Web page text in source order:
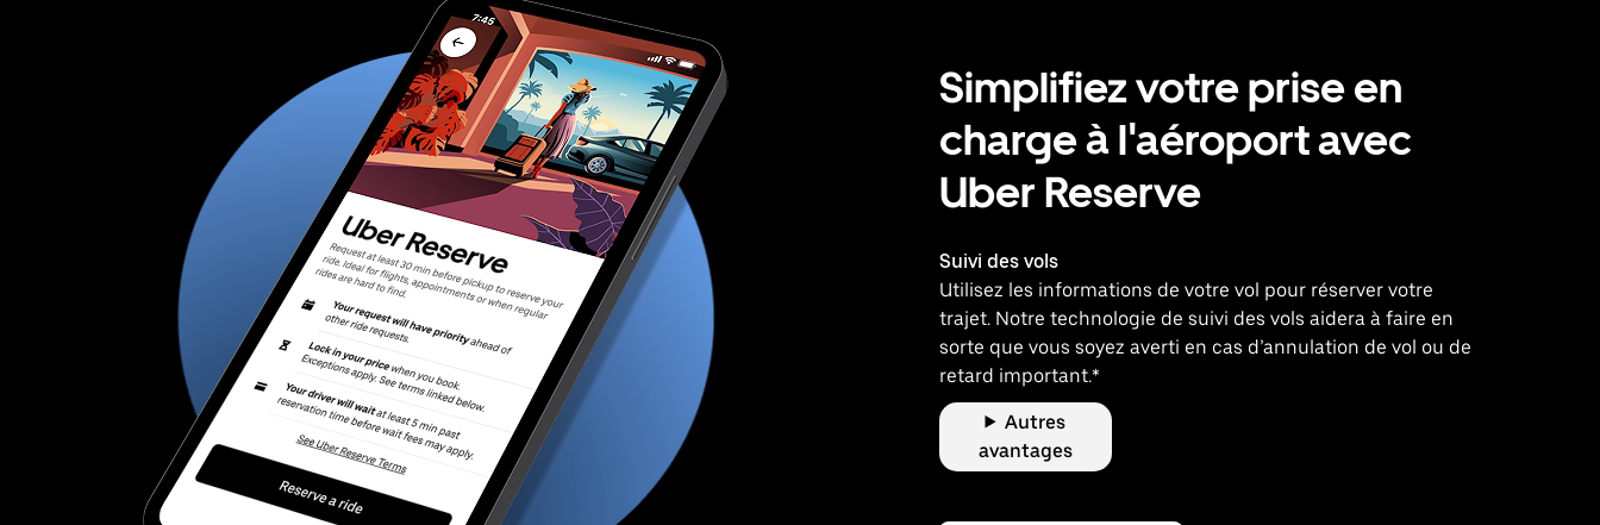
Simplifiez votre prise en
charge à l'aéroport avec
Uber Reserve
Suivi des vols
Utilisez les informations de votre vol pour réserver votre
trajet. Notre technologie de suivi des vols aidera à faire en
sorte que vous soyez averti en cas d’annulation de vol ou de
retard important.*
Autres
avantages